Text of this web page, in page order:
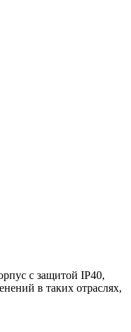
с защитой IP40,
в таких отраслях,